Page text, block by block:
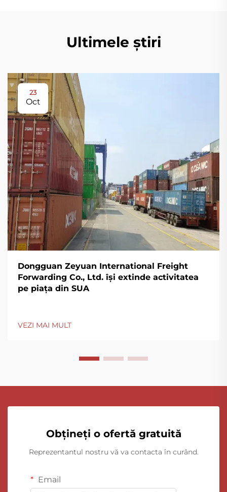
Ultimele știri
23
Oct
Dongguan Zeyuan International Freight
Forwarding Co., Ltd. își extinde activitatea
pe piața din SUA
VEZI MAI MULT
Obțineți o ofertă gratuită
Reprezentantul nostru vă va contacta în curând.
Email